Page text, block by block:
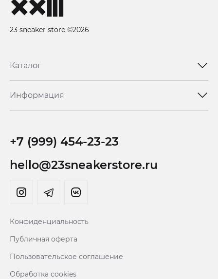
23 sneaker store ©2026
Каталог
Информация
+7 (999) 454-23-23
hello@23sneakerstore.ru
Конфиденциальность
Публичная оферта
Пользовательское соглашение
Обработка cookies